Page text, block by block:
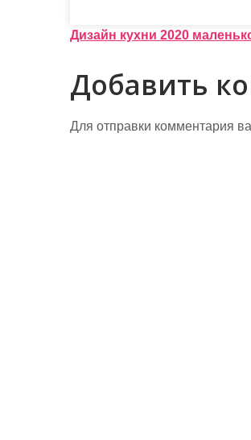
Н
а
в
и
Дизайн кухни 2020
Добавить
Для отправки комментария